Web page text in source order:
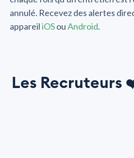
annulé. Recevez des alertes
appareiliOSouAndroid.
Les Recruteurs